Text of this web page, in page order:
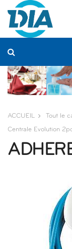
ACCUEIL Tout le
Centrale Evolution
Panneau de